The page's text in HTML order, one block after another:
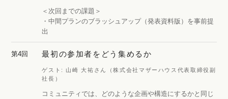
＜次回までの課題＞
・中間プランのブラッシュアップ（発表資料版）を事前提
出
第4回 最初の参加者をどう集めるか
ゲスト: 山崎 大祐さん（株式会社マザーハウス代表取締役副
社長）
コミュニティでは、どのような企画や構造にするかと同じ